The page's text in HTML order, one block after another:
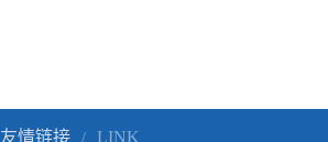
友情链接 / LINK